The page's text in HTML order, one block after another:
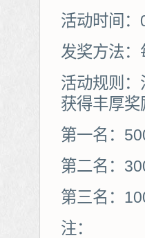
活动时间
发奖方法：
活动规则
获得丰厚
第一名：
第二名：
第三名：
注：